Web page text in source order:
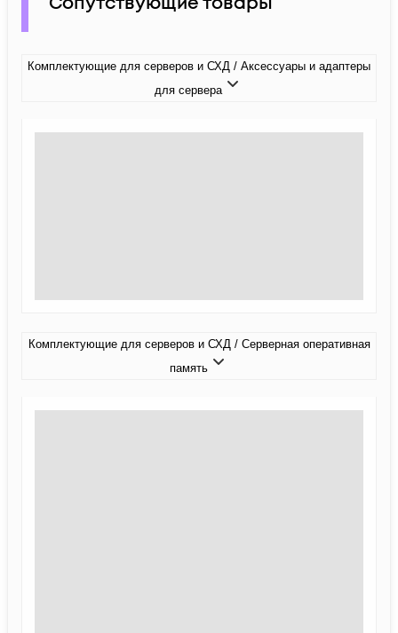
Комплектующие для серверов и СХД / Аксессуары и адаптеры
для сервера
Комплектующие для серверов и СХД / Серверная оперативная
память